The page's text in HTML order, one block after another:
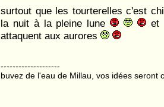
surtout que les tourterelles c'est
la nuit à la pleine lune
et
attaquent aux aurores
--------------------
buvez de l'eau de Millau, vos idées seront